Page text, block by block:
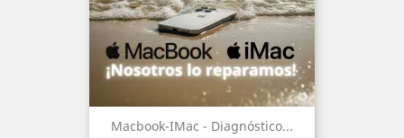
Macbook-IMac - Diagnóstico...